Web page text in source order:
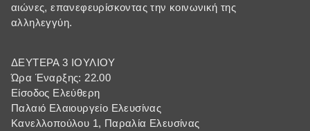
αιώνες, επανεφευρίσκοντας την κοινωνική της
αλληλεγγύη.
ΔΕΥΤΕΡΑ 3 ΙΟΥΛΙΟΥ
Ώρα Έναρξης: 22.00
Είσοδος Ελεύθερη
Παλαιό Ελαιουργείο Ελευσίνας
Κανελλοπούλου 1, Παραλία Ελευσίνας